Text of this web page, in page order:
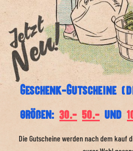
Geschenk-Gutscheine
größen: 30.- 50.- und
Die Gutscheine werden nach dem kauf